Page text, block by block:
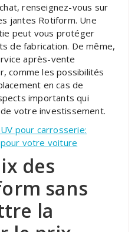
renseignez-vous sur
jantes Rotiform. Une
peut vous protéger
de fabrication. De même,
après-vente
comme les possibilités
en cas de
importants qui
votre investissement.
pour carrosserie:
votre voiture
des
sans
la